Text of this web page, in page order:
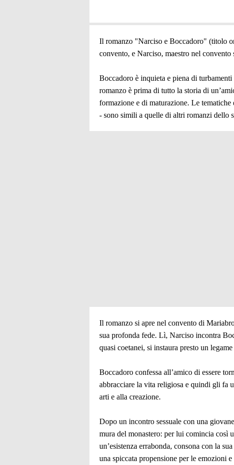
Il romanzo "Narciso e Boccadoro" (titolo
convento, e Narciso, maestro nel
Boccadoro è inquieta e piena di
romanzo è prima di tutto la storia di
formazione e di maturazione. Le
- sono simili a quelle di altri romanzi dello
Il romanzo si apre nel convento di
sua profonda fede. Lì, Narciso incontra
quasi coetanei, si instaura presto un
Boccadoro confessa all’amico di essere
abbracciare la vita religiosa e quindi gli fa
arti e alla creazione.
Dopo un incontro sessuale con una
mura del monastero: per lui comincia così
un’esistenza errabonda, consona con la
una spiccata propensione per le emozioni